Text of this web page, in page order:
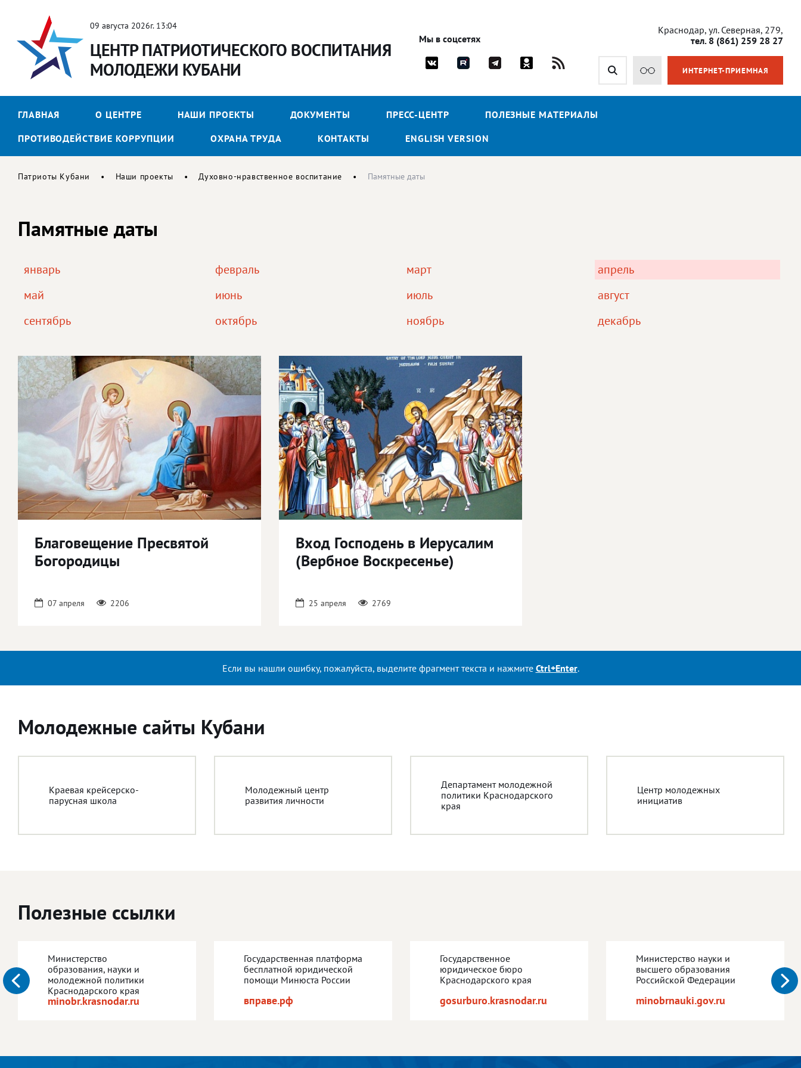
09 августа 2026г. 13:04
ЦЕНТР ПАТРИОТИЧЕСКОГО ВОСПИТАНИЯ
МОЛОДЕЖИ КУБАНИ
Мы в соцсетях
Краснодар, ул. Северная, 279,
тел. 8 (861) 259 28 27
ИНТЕРНЕТ-ПРИЕМНАЯ
ГЛАВНАЯ О ЦЕНТРЕ НАШИ ПРОЕКТЫ ДОКУМЕНТЫ ПРЕСС-ЦЕНТР
ПОЛЕЗНЫЕ МАТЕРИАЛЫ
ПРОТИВОДЕЙСТВИЕ КОРРУПЦИИ
ОХРАНА ТРУДА КОНТАКТЫ ENGLISH VERSION
Патриоты Кубани Наши проекты Духовно-нравственное воспитание Памятные даты
Памятные даты
январь февраль март
апрель
май
июнь июль
август
сентябрь
октябрь ноябрь декабрь
Благовещение Пресвятой
Богородицы
07 апреля 2206
Вход Господень в Иерусалим
(Вербное Воскресенье)
25 апреля 2769
Если вы нашли ошибку, пожалуйста, выделите фрагмент текста и нажмите Ctrl+Enter.
Молодежные сайты Кубани
Краевая крейсерско-
парусная школа
Молодежный центр
развития личности
Департамент молодежной
политики Краснодарского
края
Центр молодежных
инициатив
Полезные ссылки
Министерство
образования, науки и
молодежной политики
Краснодарского края
minobr.krasnodar.ru
Государственная платформа
бесплатной юридической
помощи Минюста России
вправе.рф
Государственное
юридическое бюро
Краснодарского края
gosurburo.krasnodar.ru
Министерство науки и
высшего образования
Российской Федерации
minobrnauki.gov.ru